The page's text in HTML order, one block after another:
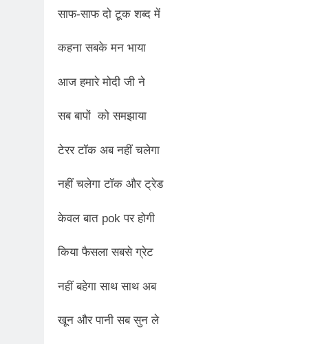
विश्व पुस्तक मेले (10-18
साफ-साफ दो टूक शब्द में
कहना सबके मन भाया
आज हमारे मोदी जी ने
सब बापों को समझाया
टेरर टॉक अब नहीं चलेगा
नहीं चलेगा टॉक और ट्रेड
केवल बात pok पर होगी
किया फैसला सबसे ग्रेट
नहीं बहेगा साथ साथ अब
खून और पानी सब सुन ले